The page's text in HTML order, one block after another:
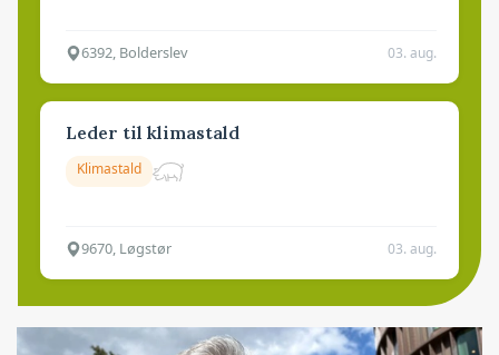
6392, Bolderslev 03. aug.
Leder til klimastald
Klimastald
9670, Løgstør 03. aug.